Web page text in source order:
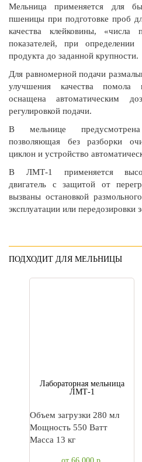
Мельница применяется для
пшеницы при подготовке проб
качества клейковины,
показателей, при
продукта до заданной крупности.
Для равномерной подачи
улучшения качества помола
оснащена автоматическим
регулировкой подачи.
В мельнице
позволяющая без разборки
циклон и устройство
В ЛМТ-1 применяется
двигатель с защитой от
вызваны остановкой
эксплуатации или передозировки
ПОДХОДИТ ДЛЯ МЕЛЬНИЦЫ
Лабораторная мельница
ЛМТ-1
Объем загрузки 280 мл
Мощность 550 Ватт
Масса 13 кг